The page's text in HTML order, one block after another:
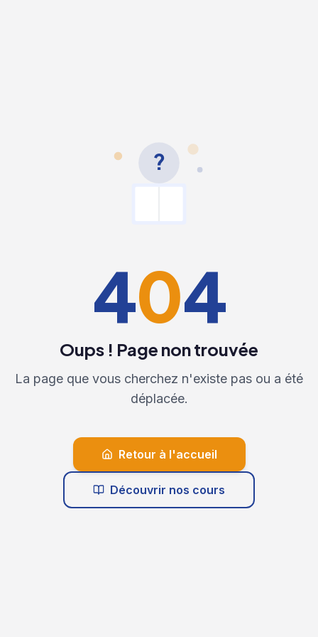
?
404
Oups ! Page non trouvée
La page que vous cherchez n'existe pas ou a été
déplacée.
Retour à l'accueil
Découvrir nos cours